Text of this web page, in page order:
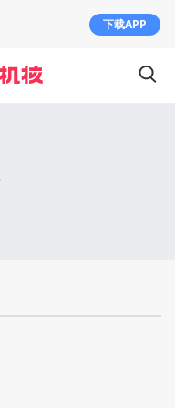
下载APP